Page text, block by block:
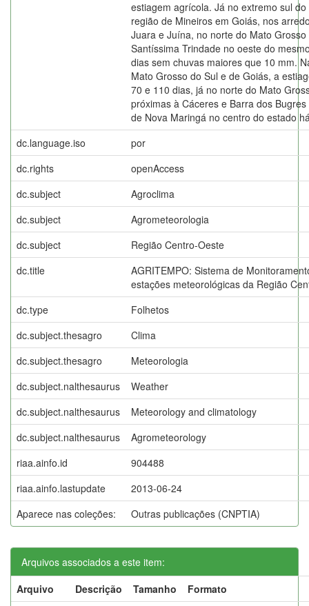
estiagem agrícola. Já no extremo sul
região de Mineiros em Goiás, nos
Juara e Juína, no norte do Mato
Santíssima Trindade no oeste do
dias sem chuvas maiores que 10 mm.
Mato Grosso do Sul e de Goiás, a
70 e 110 dias, já no norte do Mato
próximas à Cáceres e Barra dos
de Nova Maringá no centro do estado
dc.language.iso
por
dc.rights
openAccess
dc.subject
Agroclima
dc.subject
Agrometeorologia
dc.subject
Região Centro-Oeste
dc.title
AGRITEMPO: Sistema de
estações meteorológicas da Região
dc.type
Folhetos
dc.subject.thesagro
Clima
dc.subject.thesagro
Meteorologia
dc.subject.nalthesaurus
Weather
dc.subject.nalthesaurus
Meteorology and climatology
dc.subject.nalthesaurus
Agrometeorology
riaa.ainfo.id
904488
riaa.ainfo.lastupdate
2013-06-24
Aparece nas coleções:
Outras publicações (CNPTIA)
Arquivos associados a este item:
Arquivo
Descrição Tamanho
Formato